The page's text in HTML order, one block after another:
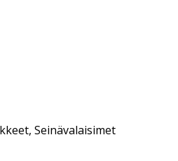
, Seinävalaisimet